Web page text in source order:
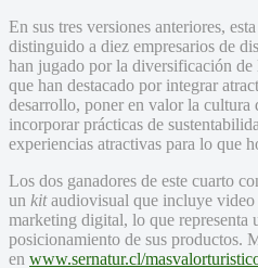
En sus tres versiones anteriores,
distinguido a diez empresarios de
han jugado por la diversificación
que han destacado por integrar
desarrollo, poner en valor la cultura
incorporar prácticas de
experiencias atractivas para lo que
Los dos ganadores de este cuarto
un kitaudiovisual que incluye video
marketing digital, lo que representa
posicionamiento de sus productos.
en www.sernatur.cl/